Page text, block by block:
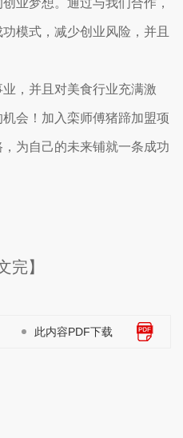
业梦想。通过与我们合作，
模式，减少创业风险，并且
，并且对美食行业充满激
会！加入栾师傅猪蹄加盟项
为自己的未来铺就一条成功
完】
此内容PDF下载